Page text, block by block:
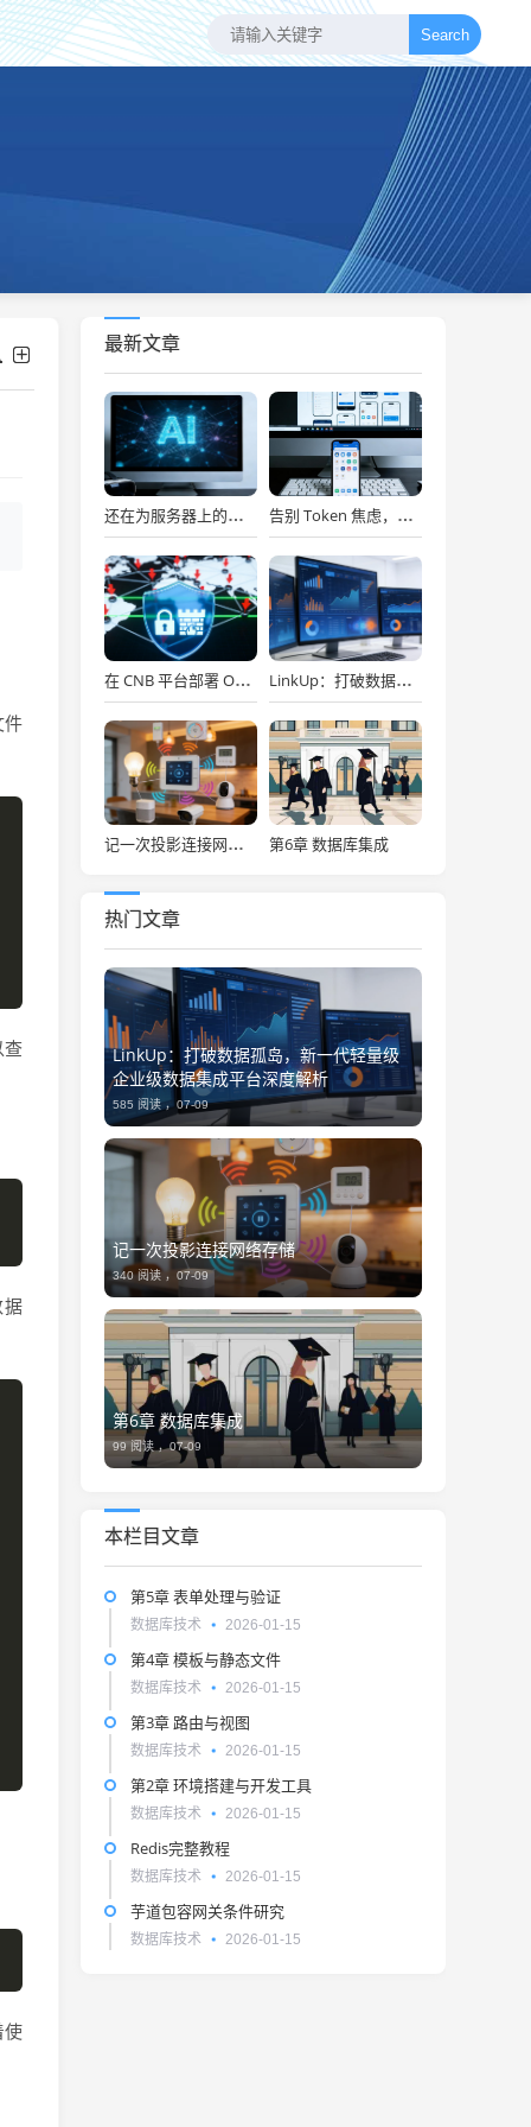
Search
查
据
使
最新文章
还在为服务器上的问题烦恼？有了智能终端，我再也不怕了！ 告别 Token 焦虑，让 AI Agent 24 小时为你打工
在 CNB 平台部署 OpenClaw，API Key 免费用，30秒搞定！ LinkUp：打破数据孤岛，新一代轻量级企业级数据集成平台深度解析
记一次投影连接网络存储 第6章 数据库集成
热门文章
LinkUp：打破数据孤岛，新一代轻量级
企业级数据集成平台深度解析
585 阅读 ，07-09
记一次投影连接网络存储
340 阅读 ，07-09
第6章 数据库集成
99 阅读 ，07-09
本栏目文章
第5章 表单处理与验证
数据库技术 2026-01-15
第4章 模板与静态文件
数据库技术 2026-01-15
第3章 路由与视图
数据库技术 2026-01-15
第2章 环境搭建与开发工具
数据库技术 2026-01-15
Redis完整教程
数据库技术 2026-01-15
芋道包容网关条件研究
数据库技术 2026-01-15